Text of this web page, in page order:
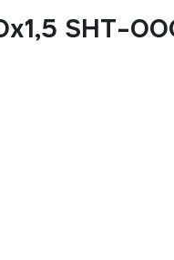
SHT-